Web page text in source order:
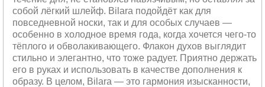
собой лёгкий шлейф. Bilara подойдёт как для
повседневной носки, так и для особых случаев —
особенно в холодное время года, когда хочется чего-то
тёплого и обволакивающего. Флакон духов выглядит
стильно и элегантно, что тоже радует. Приятно держать
его в руках и использовать в качестве дополнения к
образу. В целом, Bilara — это гармония изысканности,